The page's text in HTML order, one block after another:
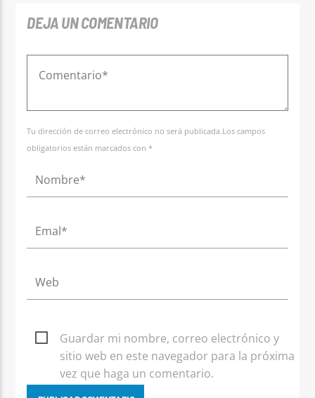
DEJA UN COMENTARIO
Tu dirección de correo electrónico no será publicada.Los campos
obligatorios están marcados con *
Guardar mi nombre, correo electrónico y
sitio web en este navegador para la próxima
vez que haga un comentario.